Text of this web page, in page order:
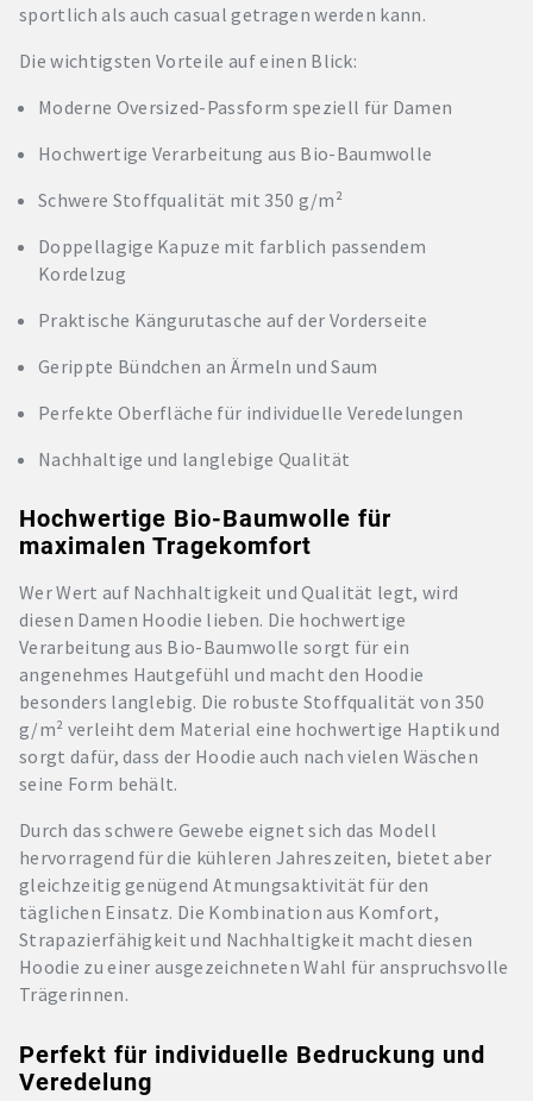
sportlich als auch casual getragen werden kann.
Die wichtigsten Vorteile auf einen Blick:
Moderne Oversized-Passform speziell für Damen
Hochwertige Verarbeitung aus Bio-Baumwolle
Schwere Stoffqualität mit 350 g/m²
Doppellagige Kapuze mit farblich passendem
Kordelzug
Praktische Kängurutasche auf der Vorderseite
Gerippte Bündchen an Ärmeln und Saum
Perfekte Oberfläche für individuelle Veredelungen
Nachhaltige und langlebige Qualität
Hochwertige Bio-Baumwolle für
maximalen Tragekomfort
Wer Wert auf Nachhaltigkeit und Qualität legt, wird
diesen Damen Hoodie lieben. Die hochwertige
Verarbeitung aus Bio-Baumwolle sorgt für ein
angenehmes Hautgefühl und macht den Hoodie
besonders langlebig. Die robuste Stoffqualität von 350
g/m² verleiht dem Material eine hochwertige Haptik und
sorgt dafür, dass der Hoodie auch nach vielen Wäschen
seine Form behält.
Durch das schwere Gewebe eignet sich das Modell
hervorragend für die kühleren Jahreszeiten, bietet aber
gleichzeitig genügend Atmungsaktivität für den
täglichen Einsatz. Die Kombination aus Komfort,
Strapazierfähigkeit und Nachhaltigkeit macht diesen
Hoodie zu einer ausgezeichneten Wahl für anspruchsvolle
Trägerinnen.
Perfekt für individuelle Bedruckung und
Veredelung